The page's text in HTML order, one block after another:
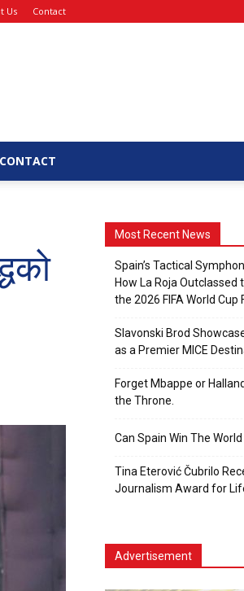
Us Contact
CONTACT
Most Recent News
Spain’s Tactical
How La Roja Outclassed
the 2026 FIFA World Cup
Slavonski Brod
as a Premier MICE
Forget Mbappe or
the Throne.
Can Spain Win The World
Tina Eterović Čubrilo
Journalism Award for
Advertisement